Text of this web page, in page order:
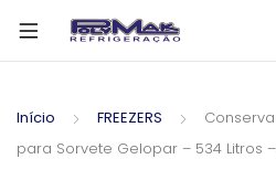
Início FREEZERS
para Sorvete Gelopar – 534 Litros